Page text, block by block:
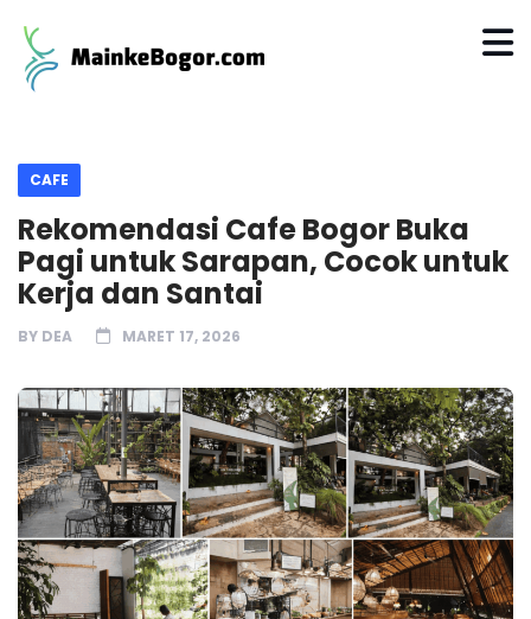
CAFE
Rekomendasi Cafe Bogor Buka
Pagi untuk Sarapan, Cocok untuk
Kerja dan Santai
BY DEA MARET 17, 2026